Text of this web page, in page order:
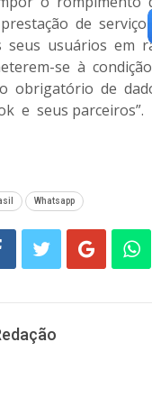
de serviço
seus usuários em
se à
obrigatório de
e seus parceiros”.
Whatsapp